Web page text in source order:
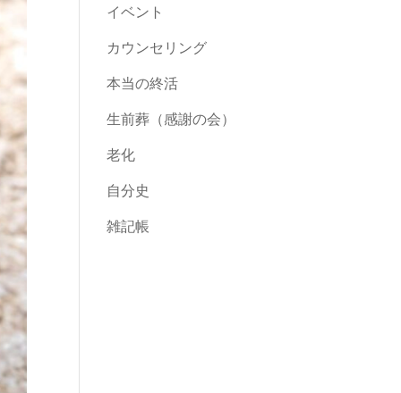
イベント
カウンセリング
本当の終活
生前葬（感謝の会）
老化
自分史
雑記帳